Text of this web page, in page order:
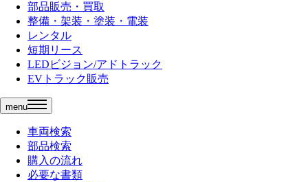
部品販売・買取
整備・架装・塗装・電装
レンタル
短期リース
LEDビジョン/アドトラック
EVトラック販売
menu
車両検索
部品検索
購入の流れ
必要な書類